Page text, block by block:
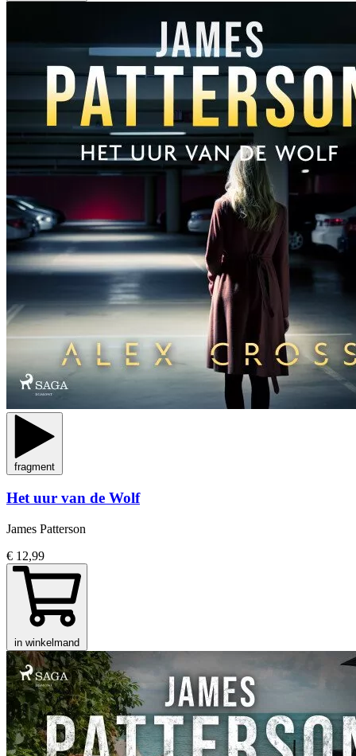
fragment
Het uur van de Wolf
James Patterson
€ 12,99
in winkelmand